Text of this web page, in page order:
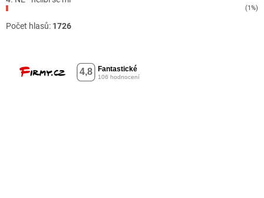
(1%)
Počet hlasů: 1726